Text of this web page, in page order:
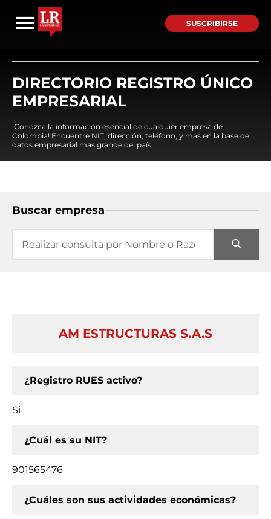
SUSCRIBIRSE
DIRECTORIO REGISTRO ÚNICO
EMPRESARIAL
¡Conozca la información esencial de cualquier empresa de
Colombia! Encuentre NIT, dirección, teléfono, y mas en la base de
datos empresarial mas grande del país.
Buscar empresa
AM ESTRUCTURAS S.A.S
¿Registro RUES activo?
Si
¿Cuál es su NIT?
901565476
¿Cuáles son sus actividades económicas?